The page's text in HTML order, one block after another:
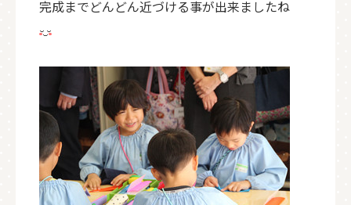
完成までどんどん近づける事が出来ましたね